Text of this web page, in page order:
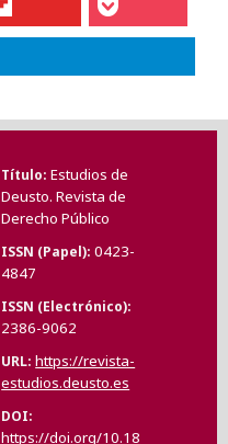
Título Estudios de
Deusto. Revista de
Derecho Público
ISSN (Papel) 0423-
4847
ISSN (Electrónico)
2386-9062
URL https://revista-
estudios.deusto.es
DOI
https://doi.org/10.18